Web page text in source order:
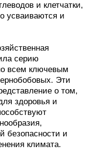
и клетчатки,
усваиваются и
серию
всем ключевым
Эти
о том,
здоровья и
безопасности и
климата.